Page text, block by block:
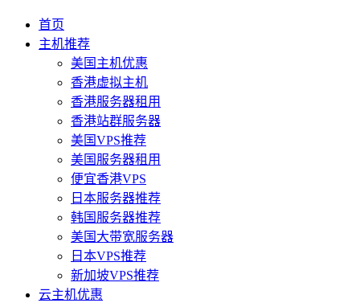
首页
主机推荐
美国主机优惠
香港虚拟主机
香港服务器租用
香港站群服务器
美国VPS推荐
美国服务器租用
便宜香港VPS
日本服务器推荐
韩国服务器推荐
美国大带宽服务器
日本VPS推荐
新加坡VPS推荐
云主机优惠